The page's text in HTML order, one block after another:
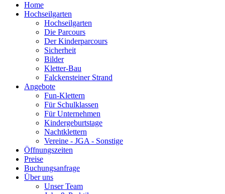
Home
Hochseilgarten
Hochseilgarten
Die Parcours
Der Kinderparcours
Sicherheit
Bilder
Kletter-Bau
Falckensteiner Strand
Angebote
Fun-Klettern
Für Schulklassen
Für Unternehmen
Kindergeburtstage
Nachtklettern
Vereine - JGA - Sonstige
Öffnungszeiten
Preise
Buchungsanfrage
Über uns
Unser Team